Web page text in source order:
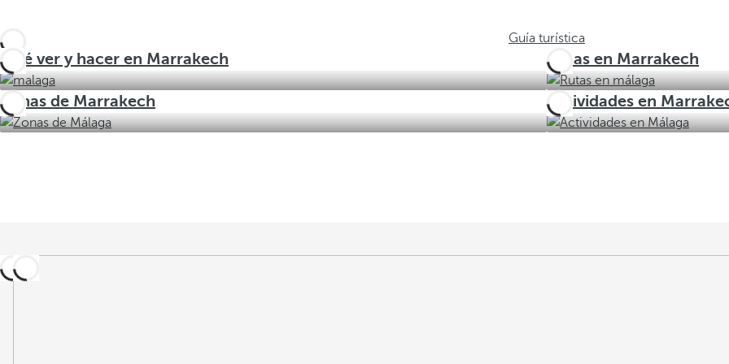
Guía turística
Qué ver y hacer en Marrakech Rutas en Marrakech
Zonas de Marrakech Actividades en